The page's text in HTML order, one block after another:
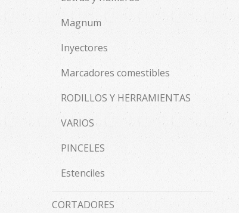
Magnum
Inyectores
Marcadores comestibles
RODILLOS Y HERRAMIENTAS
VARIOS
PINCELES
Estenciles
CORTADORES